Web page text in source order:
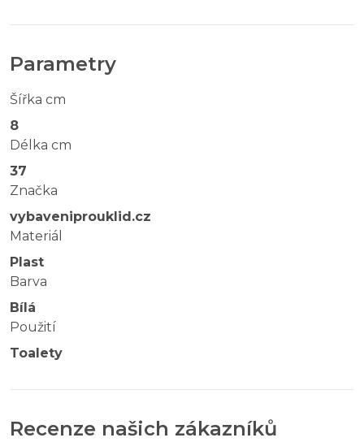
Parametry
Šířka cm
8
Délka cm
37
Značka
vybaveniprouklid.cz
Materiál
Plast
Barva
Bílá
Použití
Toalety
Recenze našich zákazníků